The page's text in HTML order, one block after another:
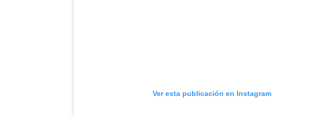
Ver esta publicación en Instagram